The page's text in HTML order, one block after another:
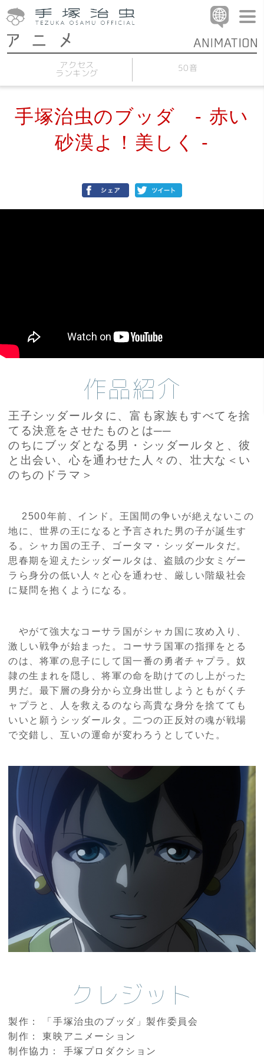
アクセス
ランキング 50音
手塚治虫のブッダ - 赤い
砂漠よ！美しく -
作品紹介
王子シッダールタに、富も家族もすべてを捨
てる決意をさせたものとは──
のちにブッダとなる男・シッダールタと、彼
と出会い、心を通わせた人々の、壮大な＜い
のちのドラマ＞
2500年前、インド。王国間の争いが絶えないこの
地に、世界の王になると予言された男の子が誕生す
る。シャカ国の王子、ゴータマ・シッダールタだ。
思春期を迎えたシッダールタは、盗賊の少女ミゲー
ラら身分の低い人々と心を通わせ、厳しい階級社会
に疑問を抱くようになる。
やがて強大なコーサラ国がシャカ国に攻め入り、
激しい戦争が始まった。コーサラ国軍の指揮をとる
のは、将軍の息子にして国一番の勇者チャプラ。奴
隷の生まれを隠し、将軍の命を助けてのし上がった
男だ。最下層の身分から立身出世しようともがくチ
ャプラと、人を救えるのなら高貴な身分を捨てても
いいと願うシッダールタ。二つの正反対の魂が戦場
で交錯し、互いの運命が変わろうとしていた。
クレジット
製作： 「手塚治虫のブッダ」製作委員会
制作： 東映アニメーション
制作協力： 手塚プロダクション